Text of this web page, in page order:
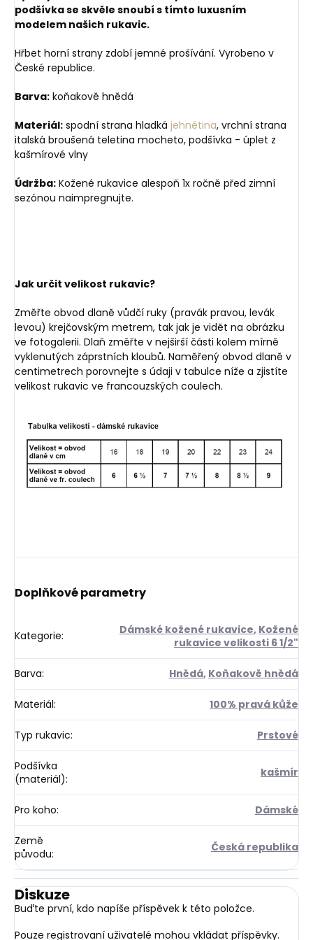
podšívka se skvěle snoubí s tímto luxusním
modelem našich rukavic.
Hřbet horní strany zdobí jemné prošívání. Vyrobeno v
České republice.
Barva: koňakově hnědá
Materiál: spodní strana hladká jehnětina, vrchní strana
italská broušená teletina mocheto, podšívka - úplet z
kašmírové vlny
Údržba: Kožené rukavice alespoň 1x ročně před zimní
sezónou naimpregnujte.
Jak určit velikost rukavic?
Změřte obvod dlaně vůdčí ruky (pravák pravou, levák
levou) krejčovským metrem, tak jak je vidět na obrázku
ve fotogalerii. Dlaň změřte v nejširší části kolem mírně
vyklenutých záprstních kloubů. Naměřený obvod dlaně v
centimetrech porovnejte s údaji v tabulce níže a zjistíte
velikost rukavic ve francouzských coulech.
Doplňkové parametry
Kategorie: Dámské kožené rukavice, Kožené
rukavice velikosti 6 1/2"
Barva: Hnědá, Koňakově hnědá
Materiál: 100% pravá kůže
Typ rukavic: Prstové
Podšívka
(materiál): kašmír
Pro koho: Dámské
Země
původu: Česká republika
Diskuze
Buďte první, kdo napíše příspěvek k této položce.
Pouze registrovaní uživatelé mohou vkládat příspěvky.